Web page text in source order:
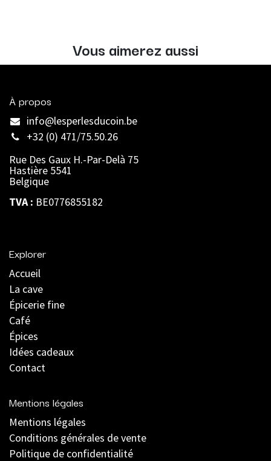
Vous aimerez aussi
À propos
info@lesperlesducoin.be​
+32 (0) 471/75.50.26
Rue Des Gaux H.-Par-Delà 75
Hastière 5541
Belgique
TVA : BE0776855182
Explorer
Accueil
La cave
Épicerie fine
Café
Épices
Idées cadeaux
Contact
Mentions légales
Mentions légales
Conditions générales de vente
Politique de confidentialité